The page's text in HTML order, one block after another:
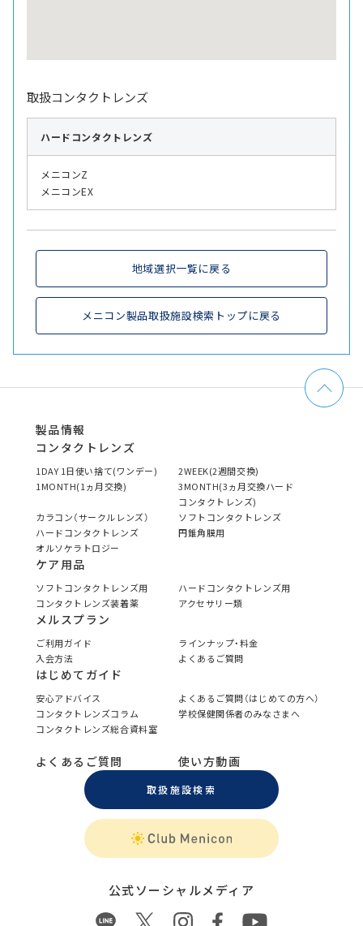
取扱コンタクトレンズ
ハード コンタクトレンズ
メニコンZ
メニコンEX
地域選択一覧に戻る
メニコン製品取扱施設検索トップに戻る
製品情報
コンタクトレンズ
1DAY 1日使い捨て(ワンデー)
2WEEK(2週間交換)
1MONTH(1ヵ月交換)
3MONTH(3ヵ月交換ハード
コンタクトレンズ)
カラコン（サークルレンズ）
ソフトコンタクトレンズ
ハードコンタクトレンズ
円錐角膜用
オルソケラトロジー
ケア用品
ソフトコンタクトレンズ用
ハードコンタクトレンズ用
コンタクトレンズ装着薬
アクセサリー類
メルスプラン
ご利用ガイド
ラインナップ・料金
入会方法
よくあるご質問
はじめてガイド
安心アドバイス
よくあるご質問（はじめての方へ）
コンタクトレンズコラム
学校保健関係者のみなさまへ
コンタクトレンズ総合資料室
よくあるご質問 使い方動画
取扱施設検索
公式ソーシャルメディア